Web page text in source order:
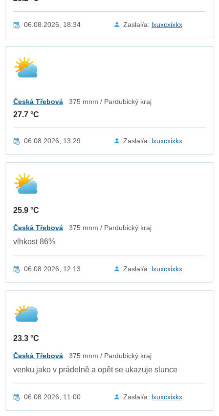
06.08.2026, 18:34 Zaslal/a: lxuxcxixkx
Česká Třebová 375 mnm / Pardubický kraj
27.7 °C
06.08.2026, 13:29 Zaslal/a: lxuxcxixkx
25.9 °C
Česká Třebová 375 mnm / Pardubický kraj
vlhkost 86%
06.08.2026, 12:13 Zaslal/a: lxuxcxixkx
23.3 °C
Česká Třebová 375 mnm / Pardubický kraj
venku jako v prádelně a opět se ukazuje slunce
06.08.2026, 11:00 Zaslal/a: lxuxcxixkx